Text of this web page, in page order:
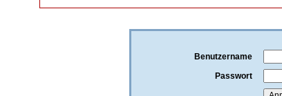
Benutzername
Passwort